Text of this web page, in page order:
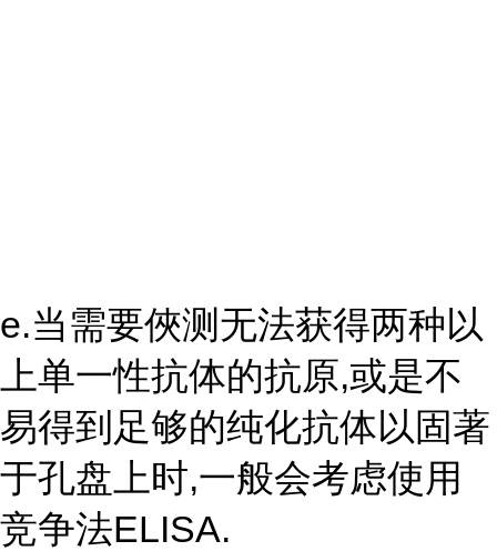
e.当需要俠测无法获得两种以
上单一性抗体的抗原,或是不
易得到足够的纯化抗体以固著
于孔盘上时,一般会考虑使用
竞争法ELISA.